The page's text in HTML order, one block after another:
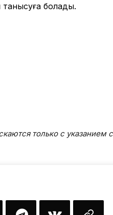
танысуға болады.
только с указанием